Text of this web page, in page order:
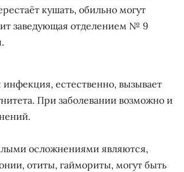
кушать, обильно могут
заведующая отделением № 9
естественно, вызывает
При заболевании возможно и
осложнениями являются,
отиты, гаймориты, могут быть